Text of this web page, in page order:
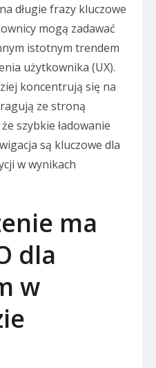
długie frazy kluczowe
mogą zadawać
istotnym trendem
użytkownika (UX).
koncentrują się na
ze stroną
szybkie ładowanie
są kluczowe dla
w wynikach
ma
dla
w